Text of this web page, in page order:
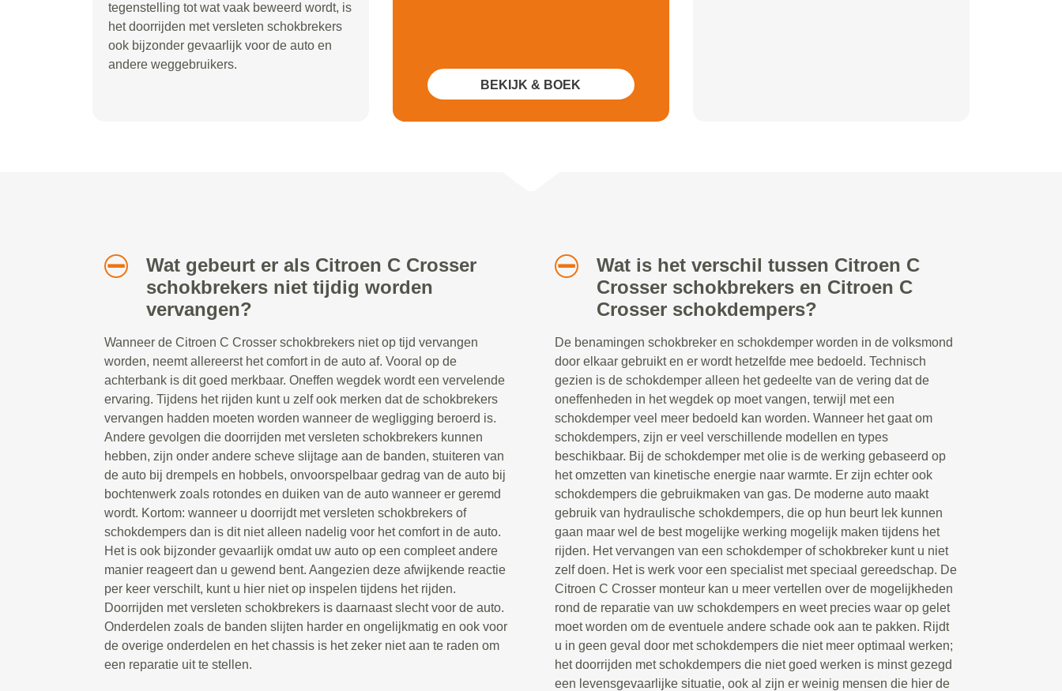
tegenstelling tot wat vaak beweerd wordt, is
het doorrijden met versleten schokbrekers
ook bijzonder gevaarlijk voor de auto en
andere weggebruikers.
BEKIJK & BOEK
Wat gebeurt er als Citroen C Crosser
schokbrekers niet tijdig worden
vervangen?
Wanneer de Citroen C Crosser schokbrekers niet op tijd vervangen
worden, neemt allereerst het comfort in de auto af. Vooral op de
achterbank is dit goed merkbaar. Oneffen wegdek wordt een vervelende
ervaring. Tijdens het rijden kunt u zelf ook merken dat de schokbrekers
vervangen hadden moeten worden wanneer de wegligging beroerd is.
Andere gevolgen die doorrijden met versleten schokbrekers kunnen
hebben, zijn onder andere scheve slijtage aan de banden, stuiteren van
de auto bij drempels en hobbels, onvoorspelbaar gedrag van de auto bij
bochtenwerk zoals rotondes en duiken van de auto wanneer er geremd
wordt. Kortom: wanneer u doorrijdt met versleten schokbrekers of
schokdempers dan is dit niet alleen nadelig voor het comfort in de auto.
Het is ook bijzonder gevaarlijk omdat uw auto op een compleet andere
manier reageert dan u gewend bent. Aangezien deze afwijkende reactie
per keer verschilt, kunt u hier niet op inspelen tijdens het rijden.
Doorrijden met versleten schokbrekers is daarnaast slecht voor de auto.
Onderdelen zoals de banden slijten harder en ongelijkmatig en ook voor
de overige onderdelen en het chassis is het zeker niet aan te raden om
een reparatie uit te stellen.
Wat is het verschil tussen Citroen C
Crosser schokbrekers en Citroen C
Crosser schokdempers?
De benamingen schokbreker en schokdemper worden in de volksmond
door elkaar gebruikt en er wordt hetzelfde mee bedoeld. Technisch
gezien is de schokdemper alleen het gedeelte van de vering dat de
oneffenheden in het wegdek op moet vangen, terwijl met een
schokdemper veel meer bedoeld kan worden. Wanneer het gaat om
schokdempers, zijn er veel verschillende modellen en types
beschikbaar. Bij de schokdemper met olie is de werking gebaseerd op
het omzetten van kinetische energie naar warmte. Er zijn echter ook
schokdempers die gebruikmaken van gas. De moderne auto maakt
gebruik van hydraulische schokdempers, die op hun beurt lek kunnen
gaan maar wel de best mogelijke werking mogelijk maken tijdens het
rijden. Het vervangen van een schokdemper of schokbreker kunt u niet
zelf doen. Het is werk voor een specialist met speciaal gereedschap. De
Citroen C Crosser monteur kan u meer vertellen over de mogelijkheden
rond de reparatie van uw schokdempers en weet precies waar op gelet
moet worden om de eventuele andere schade ook aan te pakken. Rijdt
u in geen geval door met schokdempers die niet meer optimaal werken;
het doorrijden met schokdempers die niet goed werken is minst gezegd
een levensgevaarlijke situatie, ook al zijn er weinig mensen die hier de